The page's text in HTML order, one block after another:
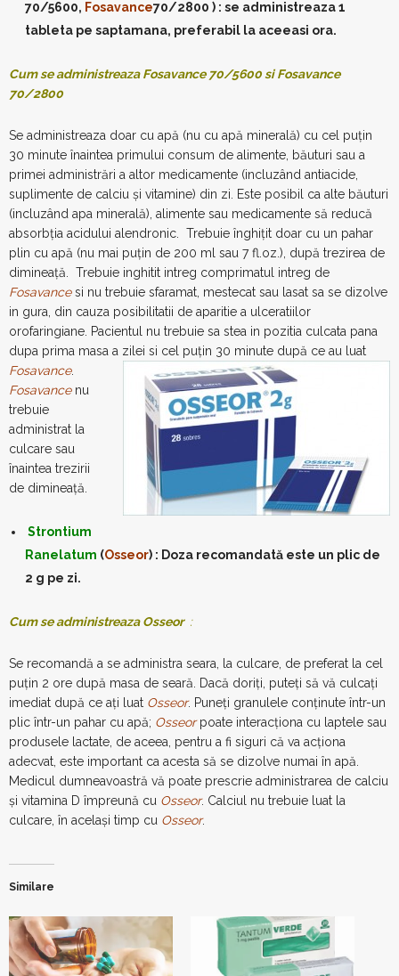
70/5600, Fosavance70/2800 ) : se administreaza 1
tableta pe saptamana, preferabil la aceeasi ora.
Cum se administreaza Fosavance 70/5600 si Fosavance
70/2800
Se administreaza doar cu apă (nu cu apă minerală) cu cel puţin
30 minute înaintea primului consum de alimente, băuturi sau a
primei administrări a altor medicamente (incluzând antiacide,
suplimente de calciu şi vitamine) din zi. Este posibil ca alte băuturi
(incluzând apa minerală), alimente sau medicamente să reducă
absorbţia acidului alendronic. Trebuie înghiţit doar cu un pahar
plin cu apă (nu mai puţin de 200 ml sau 7 fl.oz.), după trezirea de
dimineaţă. Trebuie inghitit intreg comprimatul intreg de
Fosavancesi nu trebuie sfaramat, mestecat sau lasat sa se dizolve
in gura, din cauza posibilitatii de aparitie a ulceratiilor
orofaringiane. Pacientul nu trebuie sa stea in pozitia culcata pana
dupa prima masa a zilei si cel puţin 30 minute după ce au luat
Fosavance.
Fosavancenu
trebuie
administrat la
culcare sau
înaintea trezirii
de dimineaţă.
Strontium
Ranelatum (Osseor) : Doza recomandată este un plic de
2 g pe zi.
Cum se administreaza Osseor :
Se recomandă a se administra seara, la culcare, de preferat la cel
puţin 2 ore după masa de seară. Dacă doriţi, puteţi să vă culcaţi
imediat după ce aţi luat Osseor. Puneţi granulele conţinute într-un
plic într-un pahar cu apă; Osseorpoate interacţiona cu laptele sau
produsele lactate, de aceea, pentru a fi siguri că va acţiona
adecvat, este important ca acesta să se dizolve numai în apă.
Medicul dumneavoastră vă poate prescrie administrarea de calciu
şi vitamina D împreună cu Osseor. Calciul nu trebuie luat la
culcare, în acelaşi timp cu Osseor.
Similare